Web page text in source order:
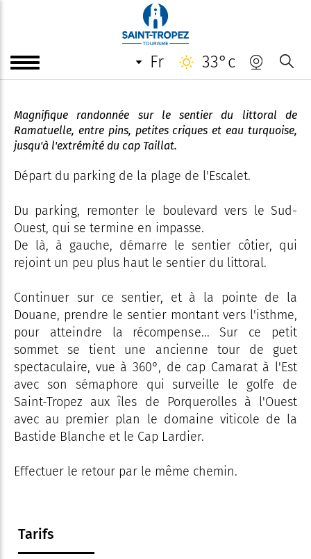
fr 33°c
"Plage de l'Escalet - Isthme du
cap Taillat" - Sentier du littoral
- Ramatuelle
Magnifique randonnée sur le sentier du littoral de
Ramatuelle, entre pins, petites criques et eau turquoise,
jusqu'à l'extrémité du cap Taillat.
Départ du parking de la plage de l'Escalet.
Du parking, remonter le boulevard vers le Sud-
Ouest, qui se termine en impasse.
De là, à gauche, démarre le sentier côtier, qui
rejoint un peu plus haut le sentier du littoral.
Continuer sur ce sentier, et à la pointe de la
Douane, prendre le sentier montant vers l'isthme,
pour atteindre la récompense... Sur ce petit
sommet se tient une ancienne tour de guet
spectaculaire, vue à 360°, de cap Camarat à l'Est
avec son sémaphore qui surveille le golfe de
Saint-Tropez aux îles de Porquerolles à l'Ouest
avec au premier plan le domaine viticole de la
Bastide Blanche et le Cap Lardier.
Effectuer le retour par le même chemin.
Tarifs